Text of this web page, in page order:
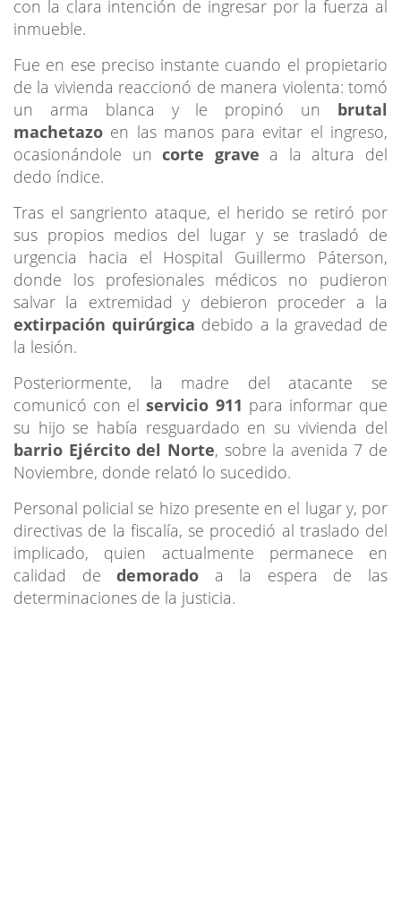
con la clara intención de ingresar por la fuerza al
inmueble.
Fue en ese preciso instante cuando el propietario
de la vivienda reaccionó de manera violenta: tomó
un arma blanca y le propinó un brutal
machetazo en las manos para evitar el ingreso,
ocasionándole uncorte grave a la altura del
dedo índice.
Tras el sangriento ataque, el herido se retiró por
sus propios medios del lugar y se trasladó de
urgencia hacia el Hospital Guillermo Páterson,
donde los profesionales médicos no pudieron
salvar la extremidad y debieron proceder a la
extirpación quirúrgica debido a la gravedad de
la lesión.
Posteriormente, la madre del atacante se
comunicó con elservicio 911 para informar que
su hijo se había resguardado en su vivienda del
barrio Ejército del Norte, sobre la avenida 7 de
Noviembre, donde relató lo sucedido.
Personal policial se hizo presente en el lugar y, por
directivas de la fiscalía, se procedió al traslado del
implicado, quien actualmente permanece en
calidad dedemorado a la espera de las
determinaciones de la justicia.